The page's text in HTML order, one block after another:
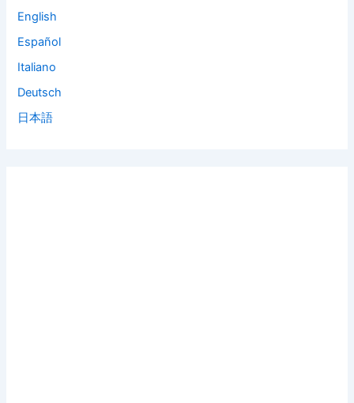
English
Español
Italiano
Deutsch
日本語